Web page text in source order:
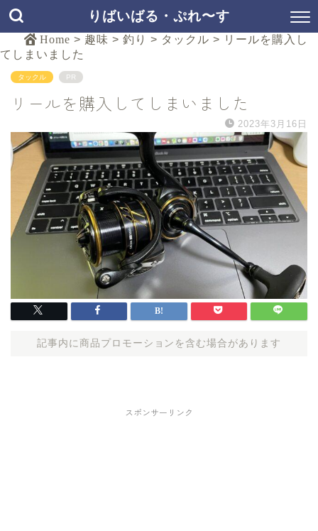
りばいばる・ぷれ〜す
Home > 趣味 > 釣り > タックル > リールを購入し
てしまいました
タックル PR
リールを購入してしまいました
2023年3月16日
記事内に商品プロモーションを含む場合があります
スポンサーリンク